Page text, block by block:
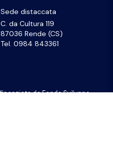
daFondo Sviluppo
Sede distaccata
C. da Cultura 119
87036 Rende (CS)
Tel. 0984 843361